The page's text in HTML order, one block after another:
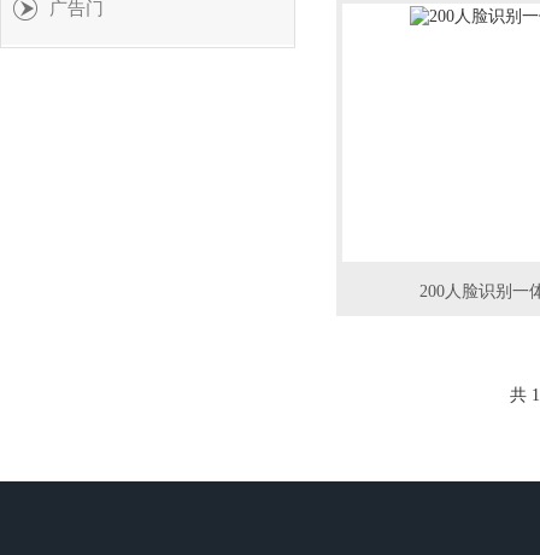
广告门
200人脸识别一
共